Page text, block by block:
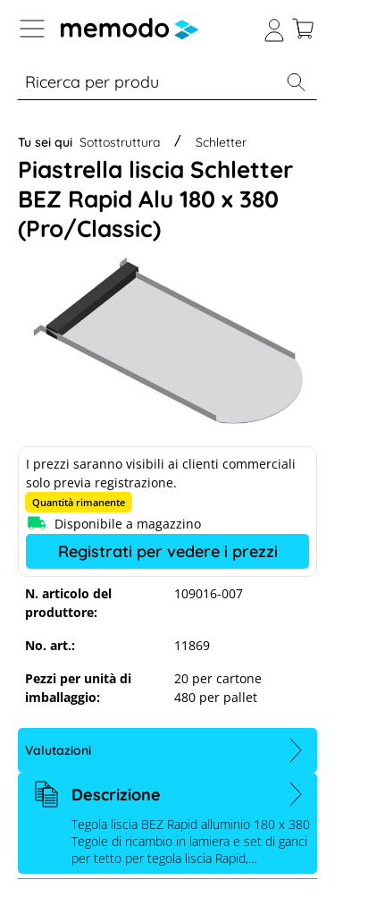
Skip to B2B platform navigation
% Sale Moduli
Tu sei qui Sottostruttura Schletter
Piastrella liscia Schletter
BEZ Rapid Alu 180 x 380
(Pro/Classic)
Piastrella liscia Schletter BEZ Rapid
Alu 180 x 380 (Pro/Classic)
N. articolo del
produttore:
109016-007
No. art.:
11869
Pezzi per unità di
imballaggio:
20 per cartone
480 per pallet
I prezzi saranno visibili ai clienti commerciali
solo previa registrazione.
Quantità rimanente
Disponibile a magazzino
Registrati per vedere i prezzi
Valutazioni
Descrizione
Tegola liscia BEZ Rapid alluminio 180 x 380
Tegole di ricambio in lamiera e set di ganci
per tetto per tegola liscia Rapid,…